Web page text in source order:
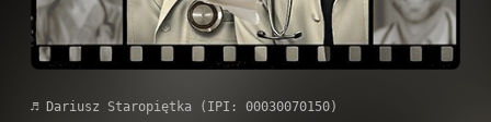
♬ Dariusz Staropiętka (IPI: 00030070150)